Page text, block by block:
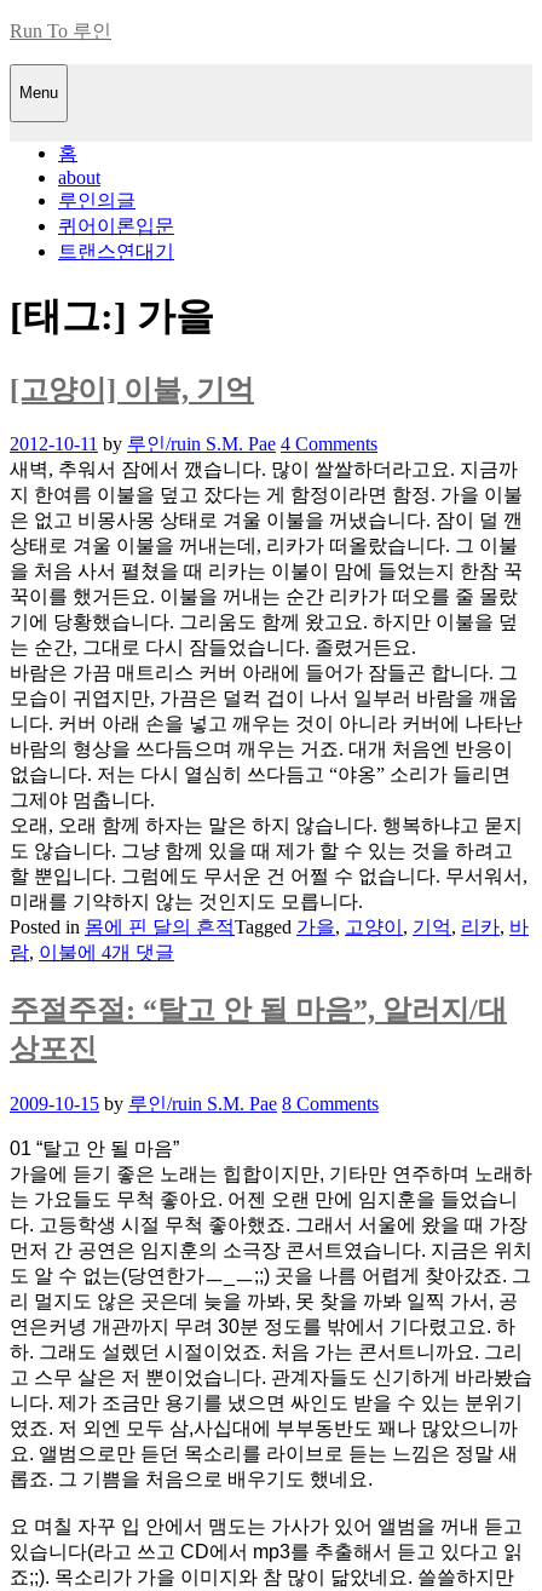
Skip
content
Run To 루인
Menu
홈
about
루인의글
퀴어이론입문
트랜스연대기
[태그:] 가을
[고양이] 이불, 기억
Posted
on
2012-10-11 by 루인/ruin S.M. Pae 4 Comments
새벽, 추워서 잠에서 깼습니다. 많이 쌀쌀하더라고요. 지금까
지 한여름 이불을 덮고 잤다는 게 함정이라면 함정. 가을 이불
은 없고 비몽사몽 상태로 겨울 이불을 꺼냈습니다. 잠이 덜 깬
상태로 겨울 이불을 꺼내는데, 리카가 떠올랐습니다. 그 이불
을 처음 사서 펼쳤을 때 리카는 이불이 맘에 들었는지 한참 꾹
꾹이를 했거든요. 이불을 꺼내는 순간 리카가 떠오를 줄 몰랐
기에 당황했습니다. 그리움도 함께 왔고요. 하지만 이불을 덮
는 순간, 그대로 다시 잠들었습니다. 졸렸거든요.
바람은 가끔 매트리스 커버 아래에 들어가 잠들곤 합니다. 그
모습이 귀엽지만, 가끔은 덜컥 겁이 나서 일부러 바람을 깨웁
니다. 커버 아래 손을 넣고 깨우는 것이 아니라 커버에 나타난
바람의 형상을 쓰다듬으며 깨우는 거죠. 대개 처음엔 반응이
없습니다. 저는 다시 열심히 쓰다듬고 “야옹” 소리가 들리면
그제야 멈춥니다.
오래, 오래 함께 하자는 말은 하지 않습니다. 행복하냐고 묻지
도 않습니다. 그냥 함께 있을 때 제가 할 수 있는 것을 하려고
할 뿐입니다. 그럼에도 무서운 건 어쩔 수 없습니다. 무서워서,
미래를 기약하지 않는 것인지도 모릅니다.
Posted in 몸에 핀 달의 흔적Tagged 가을, 고양이 , 기억, 리카, 바
람, 이불[고
이]
이
불,
억
에 4개 댓글
주절주절: “탈고 안 될 마음”, 알러지/대
상포진
Posted
2009-10-15 by 루인/ruin S.M. Pae 8 Comments
01 “탈고 안 될 마음”
가을에 듣기 좋은 노래는 힙합이지만, 기타만 연주하며 노래하
는 가요들도 무척 좋아요. 어젠 오랜 만에 임지훈을 들었습니
다. 고등학생 시절 무척 좋아했죠. 그래서 서울에 왔을 때 가장
먼저 간 공연은 임지훈의 소극장 콘서트였습니다. 지금은 위치
도 알 수 없는(당연한가ㅡ_ㅡ;;) 곳을 나름 어렵게 찾아갔죠. 그
리 멀지도 않은 곳은데 늦을 까봐, 못 찾을 까봐 일찍 가서, 공
연은커녕 개관까지 무려 30분 정도를 밖에서 기다렸고요. 하
하. 그래도 설렜던 시절이었죠. 처음 가는 콘서트니까요. 그리
고 스무 살은 저 뿐이었습니다. 관계자들도 신기하게 바라봤습
니다. 제가 조금만 용기를 냈으면 싸인도 받을 수 있는 분위기
였죠. 저 외엔 모두 삼,사십대에 부부동반도 꽤나 많았으니까
요. 앨범으로만 듣던 목소리를 라이브로 듣는 느낌은 정말 새
롭죠. 그 기쁨을 처음으로 배우기도 했네요.
요 며칠 자꾸 입 안에서 맴도는 가사가 있어 앨범을 꺼내 듣고
있습니다(라고 쓰고 CD에서 mp3를 추출해서 듣고 있다고 읽
죠;;). 목소리가 가을 이미지와 참 많이 닮았네요. 쓸쓸하지만